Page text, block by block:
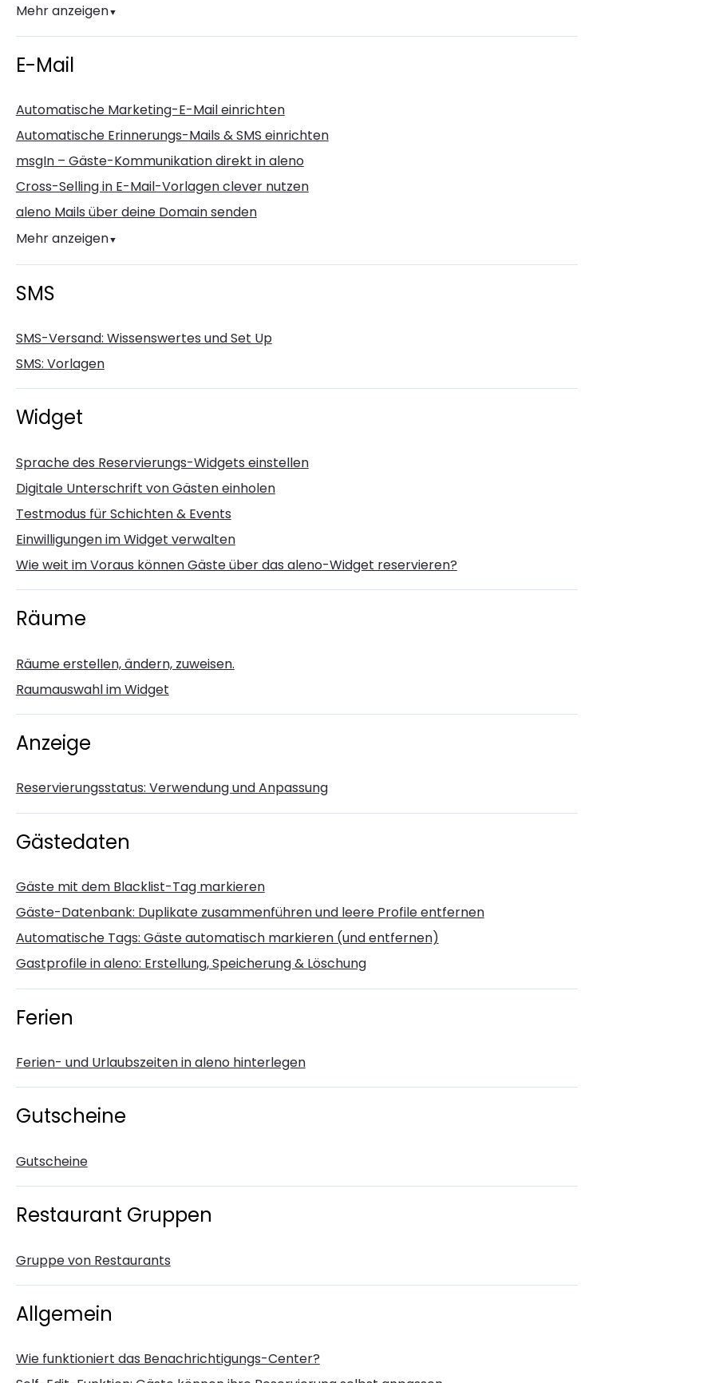
Mehr anzeigen▼
E-Mail
Automatische Marketing-E-Mail einrichten
Automatische Erinnerungs-Mails & SMS einrichten
msgIn – Gäste-Kommunikation direkt in aleno
Cross-Selling in E-Mail-Vorlagen clever nutzen
aleno Mails über deine Domain senden
Mehr anzeigen▼
SMS
SMS-Versand: Wissenswertes und Set Up
SMS: Vorlagen
Widget
Sprache des Reservierungs-Widgets einstellen
Digitale Unterschrift von Gästen einholen
Testmodus für Schichten & Events
Einwilligungen im Widget verwalten
Wie weit im Voraus können Gäste über das aleno-Widget reservieren?
Räume
Räume erstellen, ändern, zuweisen.
Raumauswahl im Widget
Anzeige
Reservierungsstatus: Verwendung und Anpassung
Gästedaten
Gäste mit dem Blacklist-Tag markieren
Gäste-Datenbank: Duplikate zusammenführen und leere Profile entfernen
Automatische Tags: Gäste automatisch markieren (und entfernen)
Gastprofile in aleno: Erstellung, Speicherung & Löschung
Ferien
Ferien- und Urlaubszeiten in aleno hinterlegen
Gutscheine
Gutscheine
Restaurant Gruppen
Gruppe von Restaurants
Allgemein
Wie funktioniert das Benachrichtigungs-Center?